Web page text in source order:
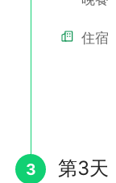
住宿
3 第3天